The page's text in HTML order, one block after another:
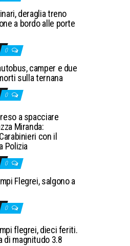
deraglia treno
a bordo alle porte
0
camper e due
sulla ternana
0
a spacciare
Miranda:
con il
Polizia
0
Flegrei, salgono a
0
flegrei, dieci feriti.
di magnitudo 3.8